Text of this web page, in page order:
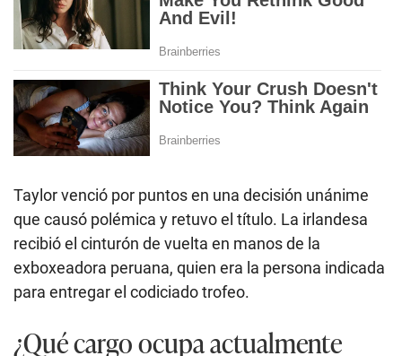
Taylor venció por puntos en una decisión unánime
que causó polémica y retuvo el título. La irlandesa
recibió el cinturón de vuelta en manos de la
exboxeadora peruana, quien era la persona indicada
para entregar el codiciado trofeo.
¿Qué cargo ocupa actualmente